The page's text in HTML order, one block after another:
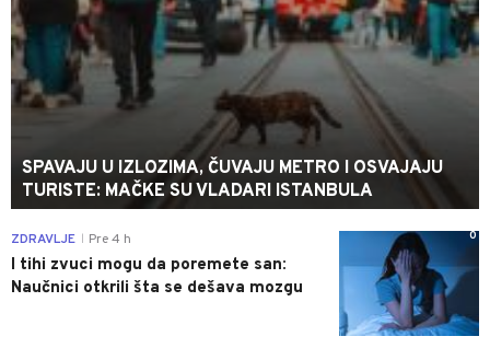
SPAVAJU U IZLOZIMA, ČUVAJU METRO I OSVAJAJU
TURISTE: MAČKE SU VLADARI ISTANBULA
0
ZDRAVLJE Pre 4 h
I tihi zvuci mogu da poremete san:
Naučnici otkrili šta se dešava mozgu